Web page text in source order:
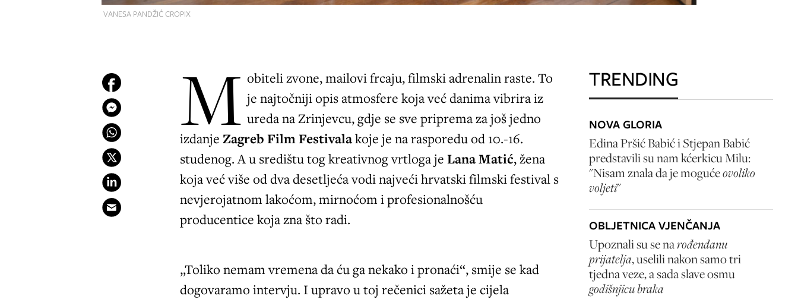
VANESA PANDŽIĆ CROPIX
M obiteli zvone, mailovi frcaju, filmski adrenalin raste. To
je najtočniji opis atmosfere koja već danima vibrira iz
ureda na Zrinjevcu, gdje se sve priprema za još jedno
izdanje Zagreb Film Festivalakoje je na rasporedu od 10.-16.
studenog. A u središtu tog kreativnog vrtloga jeLana Matić, žena
koja već više od dva desetljeća vodi najveći hrvatski filmski festival s
nevjerojatnom lakoćom, mirnoćom i profesionalnošću
producentice koja zna što radi.
„Toliko nemam vremena da ću ga nekako i pronaći“, smije se kad
dogovaramo intervju. I upravo u toj rečenici sažeta je cijela
TRENDING
NOVA GLORIA
Edina Pršić Babić i Stjepan Babić
predstavili su nam kćerkicu Milu:
"Nisam znala da je mogućeovoliko
voljeti"
OBLJETNICA VJENČANJA
Upoznali su se narođendanu
prijatelja, uselili nakon samo tri
tjedna veze, a sada slave osmu
godišnjicu braka